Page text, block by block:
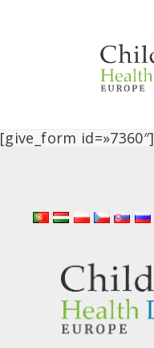
[give_form id=»7360″]